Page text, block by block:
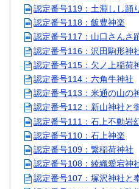
認定番号119：土淵しし踊
認定番号118：飯豊神楽
認定番号117：山口さんさ
認定番号116：沢田駒形神
認定番号115：欠ノ上稲荷
認定番号114：六角牛神社
認定番号113：米通の山の
認定番号112：新山神社と
認定番号111：石上不動岩
認定番号110：石上神楽
認定番号109：繋稲荷神社
認定番号108：綾織愛宕神
認定番号107：塚沢神社と